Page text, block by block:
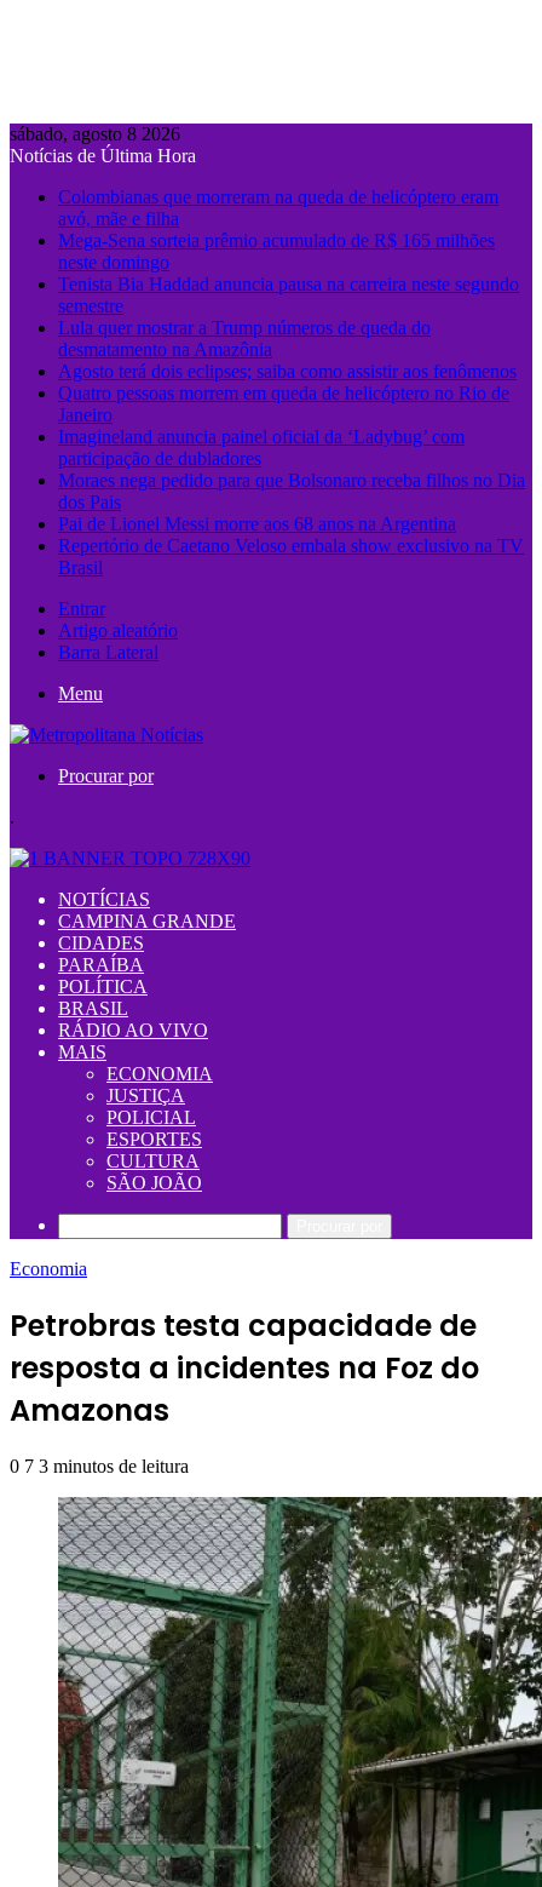
sábado, agosto 8 2026
Notícias de Última Hora
Colombianas que morreram na queda de helicóptero eram
avó, mãe e filha
Mega-Sena sorteia prêmio acumulado de R$ 165 milhões
neste domingo
Tenista Bia Haddad anuncia pausa na carreira neste segundo
semestre
Lula quer mostrar a Trump números de queda do
desmatamento na Amazônia
Agosto terá dois eclipses; saiba como assistir aos fenômenos
Quatro pessoas morrem em queda de helicóptero no Rio de
Janeiro
Imagineland anuncia painel oficial da ‘Ladybug’ com
participação de dubladores
Moraes nega pedido para que Bolsonaro receba filhos no Dia
dos Pais
Pai de Lionel Messi morre aos 68 anos na Argentina
Repertório de Caetano Veloso embala show exclusivo na TV
Brasil
Entrar
Artigo aleatório
Barra Lateral
Menu
Procurar por
.
NOTÍCIAS
CAMPINA GRANDE
CIDADES
PARAÍBA
POLÍTICA
BRASIL
RÁDIO AO VIVO
MAIS
ECONOMIA
JUSTIÇA
POLICIAL
ESPORTES
CULTURA
SÃO JOÃO
Economia
Petrobras testa capacidade de
resposta a incidentes na Foz do
Amazonas
0 7 3 minutos de leitura